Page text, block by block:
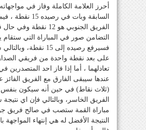
أحرز العلامة الكاملة وفاز في
السابقة وبات في رصيده
الفريق الجنوبي هو 12
التضامن صور في المباراة التي ستقام
فسيرفع رصيده إلى 15 نقطة،
على بعد نقطة واحدة من فريقي
تعادلهما ، أما إذا فاز احد المتصدرين
عندها سيبقى الفارق مع الفريق
(ثلاث نقاط) في حين أنه سيكون بنفس
الفريق الخاسر، وبالتالي فإن اي
مباراة القمة ستصب في صالح فريق
النتيجة الأفضل له هي إنتهاء المواجهة